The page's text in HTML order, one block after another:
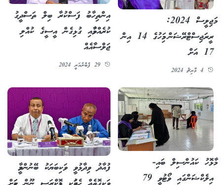
މަޖިލީސް 2024:
ރީރަޖިސްޓްރޭޝަން މިމަހުގެ 14 އިން
17 އަށް
4 މާރިޗު 2024
އިންތިހާބު ފަސްކުރާ ބިލް ތަސްދީގު
ކުރެއްވުމާއި ގުޅިގެން އީސީގެ ކުއްލި
ޖަލްސާއެއް
29 ފެބްރުއަރީ 2024
މާޅޮހު ކައުންސިލް ބައި-
އިލެކްޝަންގައި ވޯޓުވީ 79
ފުއާދު ވިދާޅުވީ ވަކިބަޔަކު ބޭނުންވީމާ